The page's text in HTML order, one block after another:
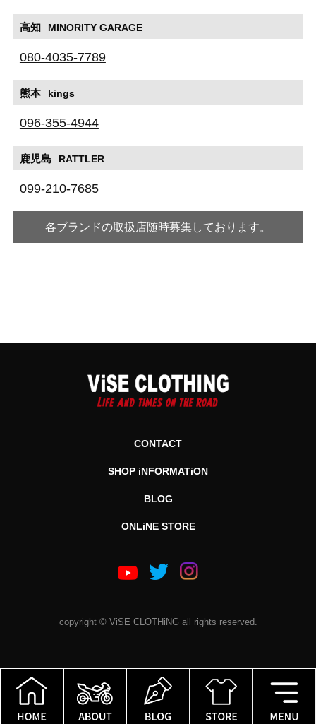
高知 MINORITY GARAGE
080-4035-7789
熊本 kings
096-355-4944
鹿児島 RATTLER
099-210-7685
各ブランドの取扱店随時募集しております。
CONTACT
SHOP iNFORMATiON
BLOG
ONLiNE STORE
copyright © ViSE CLOTHiNG all rights reserved.